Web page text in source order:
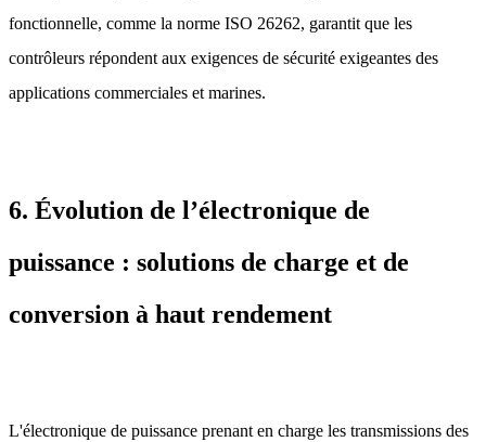
fonctionnelle, comme la norme ISO 26262, garantit que les
contrôleurs répondent aux exigences de sécurité exigeantes des
applications commerciales et marines.
6. Évolution de l’électronique de
puissance : solutions de charge et de
conversion à haut rendement
L'électronique de puissance prenant en charge les transmissions des